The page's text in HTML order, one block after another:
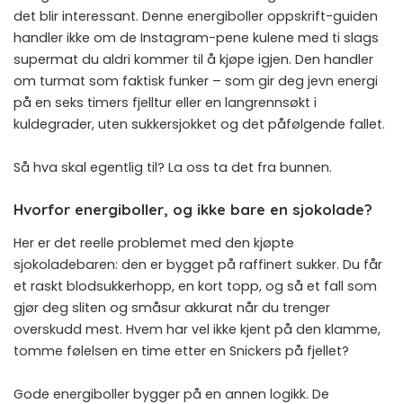
det blir interessant. Denne energiboller oppskrift-guiden
handler ikke om de Instagram-pene kulene med ti slags
supermat du aldri kommer til å kjøpe igjen. Den handler
om turmat som faktisk funker – som gir deg jevn energi
på en seks timers fjelltur eller en langrennsøkt i
kuldegrader, uten sukkersjokket og det påfølgende fallet.
Så hva skal egentlig til? La oss ta det fra bunnen.
Hvorfor energiboller, og ikke bare en sjokolade?
Her er det reelle problemet med den kjøpte
sjokoladebaren: den er bygget på raffinert sukker. Du får
et raskt blodsukkerhopp, en kort topp, og så et fall som
gjør deg sliten og småsur akkurat når du trenger
overskudd mest. Hvem har vel ikke kjent på den klamme,
tomme følelsen en time etter en Snickers på fjellet?
Gode energiboller bygger på en annen logikk. De